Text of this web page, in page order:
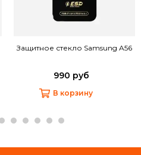
Защитное стекло Samsung A56
990 руб
В корзину